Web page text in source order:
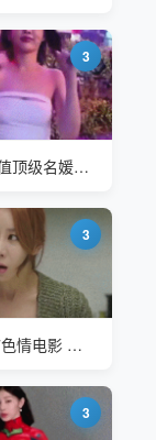
3
韩国高颜值顶级名媛反差婊 韩善月(sunwall) 泰国游玩
3
韩国2017色情电影 好的开始 许娜京(Ha Na Kyeong)
3